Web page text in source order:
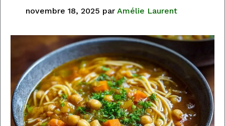
novembre 18, 2025 par Amélie Laurent